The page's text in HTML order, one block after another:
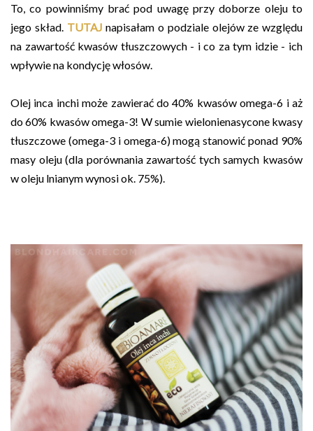
To, co powinniśmy brać pod uwagę przy doborze oleju to
jego skład. TUTAJ napisałam o podziale olejów ze względu
na zawartość kwasów tłuszczowych - i co za tym idzie - ich
wpływie na kondycję włosów.
Olej inca inchi może zawierać do 40% kwasów omega-6 i aż
do 60% kwasów omega-3! W sumie wielonienasycone kwasy
tłuszczowe (omega-3 i omega-6) mogą stanowić ponad 90%
masy oleju (dla porównania zawartość tych samych kwasów
w oleju lnianym wynosi ok. 75%).